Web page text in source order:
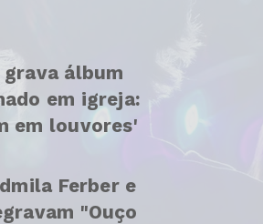
álbum
em igreja:
em louvores'
Ferber e
"Ouço